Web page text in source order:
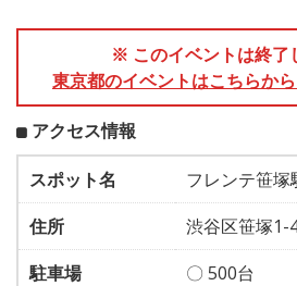
※ このイベントは終了
東京都のイベントはこちらから
アクセス情報
スポット名
フレンテ笹塚
住所
渋谷区笹塚1-
駐車場
〇 500台